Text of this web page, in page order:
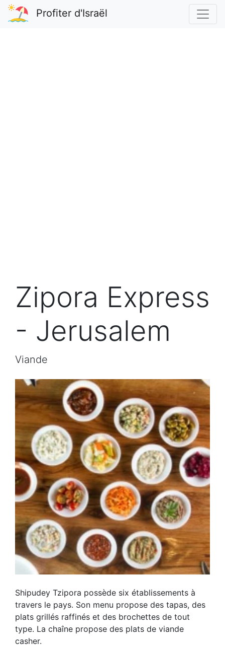
Profiter d'Israël
Zipora Express
- Jerusalem
Viande
Shipudey Tzipora possède six établissements à
travers le pays. Son menu propose des tapas, des
plats grillés raffinés et des brochettes de tout
type. La chaîne propose des plats de viande
casher.